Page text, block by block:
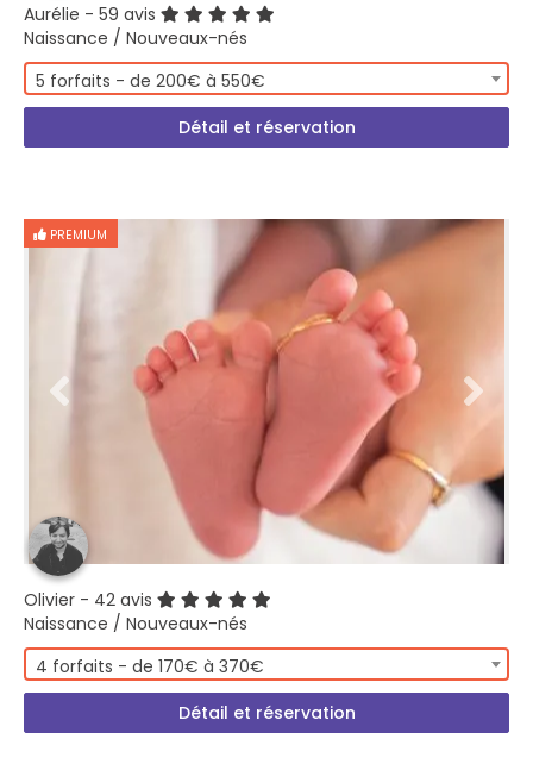
Aurélie - 59 avis
Naissance / Nouveaux-nés
5 forfaits - de 200€ à 550€
Détail et réservation
PREMIUM
Olivier - 42 avis
Naissance / Nouveaux-nés
4 forfaits - de 170€ à 370€
Détail et réservation